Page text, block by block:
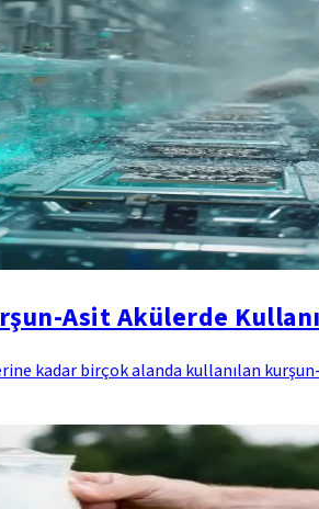
Asit Akülerde
kadar birçok alanda kullanılan